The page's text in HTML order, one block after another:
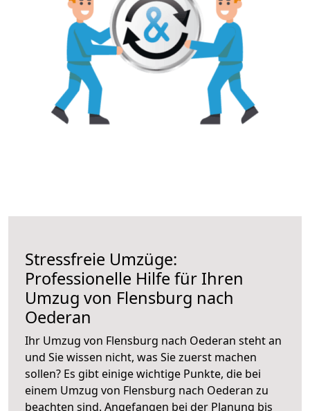
Stressfreie Umzüge:
Professionelle Hilfe für Ihren
Umzug von Flensburg nach
Oederan
Ihr Umzug von Flensburg nach Oederan steht an
und Sie wissen nicht, was Sie zuerst machen
sollen? Es gibt einige wichtige Punkte, die bei
einem Umzug von Flensburg nach Oederan zu
beachten sind. Angefangen bei der Planung bis